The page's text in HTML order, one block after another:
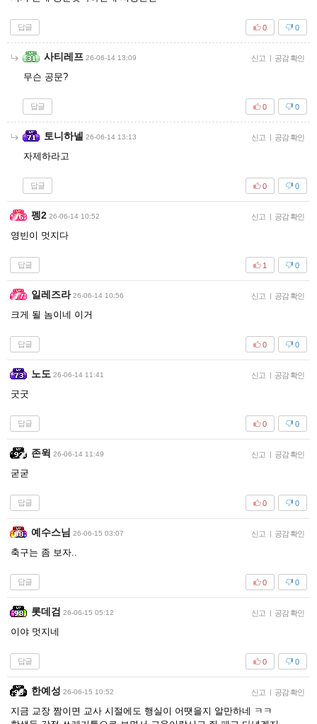
답글 0
0
사티레프 26-06-14 13:09 신고 | 공감 확인
무슨 공문?
답글 0
0
토니하넬 26-06-14 13:13 신고 | 공감 확인
자제하라고
답글 0
0
펭2 26-06-14 10:52 신고 | 공감 확인
영빈이 멋지다
답글 0
1
일레즈라 26-06-14 10:56 신고 | 공감 확인
크게 될 놈이네 이거
답글 0
0
노도 26-06-14 11:41 신고 | 공감 확인
굿굿
답글 0
0
존윅 26-06-14 11:49 신고 | 공감 확인
굳굳
답글 0
0
예수스님 26-06-15 03:07 신고 | 공감 확인
축구는 좀 보자..
답글 0
0
롯데검 26-06-15 05:12 신고 | 공감 확인
이야 멋지네
답글 0
0
한예성 26-06-15 10:52 신고 | 공감 확인
지금 교장 짬이면 교사 시절에도 행실이 어땟을지 알만하네 ㅋㅋ